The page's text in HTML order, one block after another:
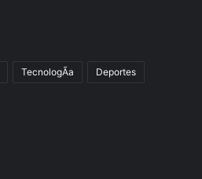
TecnologÃ­a Deportes